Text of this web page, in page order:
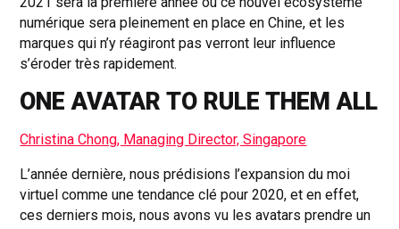
numérique sera pleinement en place en Chine, et les
marques qui n’y réagiront pas verront leur influence
s’éroder très rapidement.
ONE AVATAR TO RULE THEM ALL
Christina Chong, Managing Director, Singapore
L’année dernière, nous prédisions l’expansion du moi
virtuel comme une tendance clé pour 2020, et en effet,
ces derniers mois, nous avons vu les avatars prendre un